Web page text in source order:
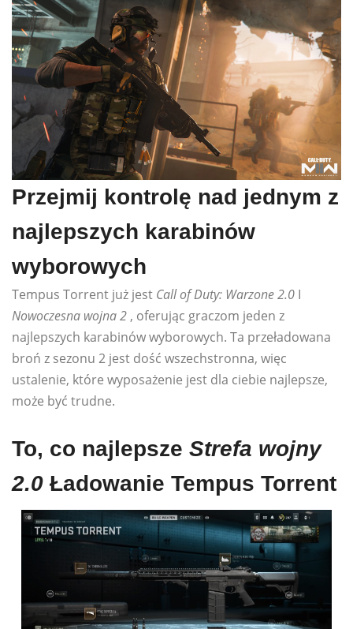
Przejmij kontrolę nad jednym z
najlepszych karabinów
wyborowych
Tempus Torrent już jest Call of Duty: Warzone 2.0 I
Nowoczesna wojna 2 , oferując graczom jeden z
najlepszych karabinów wyborowych. Ta przeładowana
broń z sezonu 2 jest dość wszechstronna, więc
ustalenie, które wyposażenie jest dla ciebie najlepsze,
może być trudne.
To, co najlepsze Strefa wojny
2.0 Ładowanie Tempus Torrent